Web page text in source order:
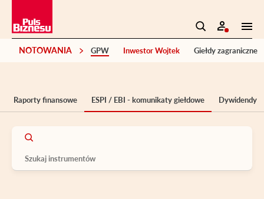
NOTOWANIA GPW Inwestor Wojtek Giełdy zagraniczne
Raporty finansowe ESPI / EBI - komunikaty giełdowe Dywidendy